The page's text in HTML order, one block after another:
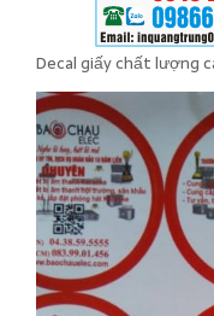
Decal giấy chất lượng